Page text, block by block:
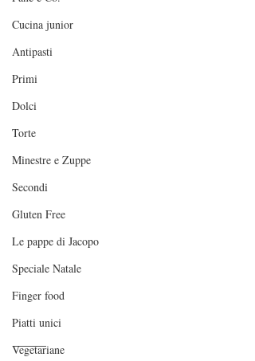
Cucina junior
Antipasti
Primi
Dolci
Torte
Minestre e Zuppe
Secondi
Gluten Free
Le pappe di Jacopo
Speciale Natale
Finger food
Piatti unici
Vegetariane